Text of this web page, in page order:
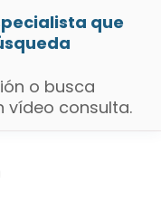
que
o busca
vídeo consulta.